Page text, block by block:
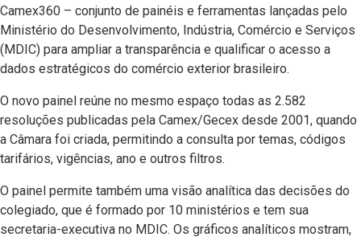
Camex360 – conjunto de painéis e ferramentas lançadas pelo
Ministério do Desenvolvimento, Indústria, Comércio e Serviços
(MDIC) para ampliar a transparência e qualificar o acesso a
dados estratégicos do comércio exterior brasileiro.
O novo painel reúne no mesmo espaço todas as 2.582
resoluções publicadas pela Camex/Gecex desde 2001, quando
a Câmara foi criada, permitindo a consulta por temas, códigos
tarifários, vigências, ano e outros filtros.
O painel permite também uma visão analítica das decisões do
colegiado, que é formado por 10 ministérios e tem sua
secretaria-executiva no MDIC. Os gráficos analíticos mostram,